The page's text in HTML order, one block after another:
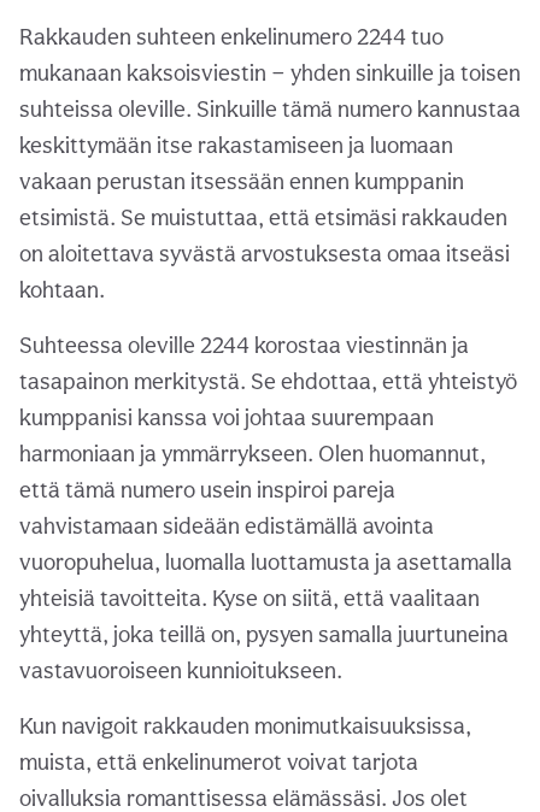
Rakkauden suhteen enkelinumero 2244 tuo
mukanaan kaksoisviestin — yhden sinkuille ja toisen
suhteissa oleville. Sinkuille tämä numero kannustaa
keskittymään itse rakastamiseen ja luomaan
vakaan perustan itsessään ennen kumppanin
etsimistä. Se muistuttaa, että etsimäsi rakkauden
on aloitettava syvästä arvostuksesta omaa itseäsi
kohtaan.
Suhteessa oleville 2244 korostaa viestinnän ja
tasapainon merkitystä. Se ehdottaa, että yhteistyö
kumppanisi kanssa voi johtaa suurempaan
harmoniaan ja ymmärrykseen. Olen huomannut,
että tämä numero usein inspiroi pareja
vahvistamaan sideään edistämällä avointa
vuoropuhelua, luomalla luottamusta ja asettamalla
yhteisiä tavoitteita. Kyse on siitä, että vaalitaan
yhteyttä, joka teillä on, pysyen samalla juurtuneina
vastavuoroiseen kunnioitukseen.
Kun navigoit rakkauden monimutkaisuuksissa,
muista, että enkelinumerot voivat tarjota
oivalluksia romanttisessa elämässäsi. Jos olet